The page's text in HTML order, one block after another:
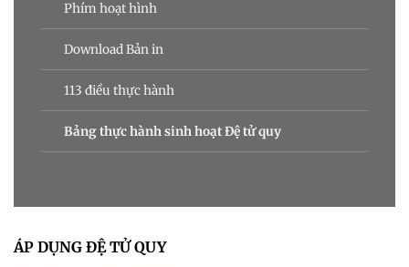
Phím hoạt hình
Download Bản in
113 điều thực hành
Bảng thực hành sinh hoạt Đệ tử quy
ÁP DỤNG ĐỆ TỬ QUY